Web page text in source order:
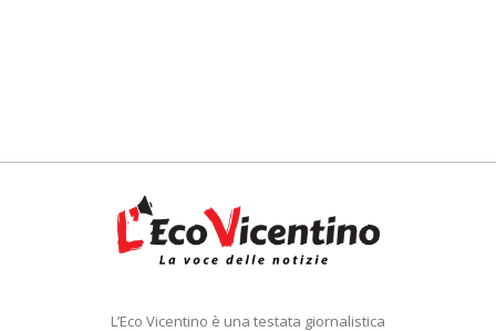
L’Eco Vicentino è una testata giornalistica